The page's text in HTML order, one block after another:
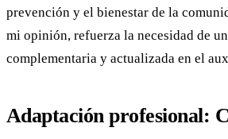
prevención y el bienestar de la
mi opinión, refuerza la necesidad de
complementaria y actualizada en el
Adaptación profesional: